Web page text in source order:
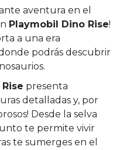
aventura en el
Playmobil Dino Rise!
a una era
podrás descubrir
presenta
detalladas y, por
Desde la selva
te permite vivir
te sumerges en el